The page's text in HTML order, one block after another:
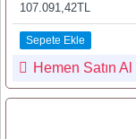
107.091,42TL
Sepete Ekle
Hemen Satın Al